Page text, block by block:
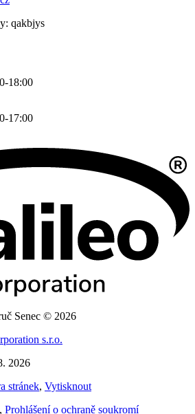
qakbjys
18:00
17:00
Senec © 2026
s.r.o.
2026
stránek, Vytisknout
, Prohlášení o ochraně soukromí